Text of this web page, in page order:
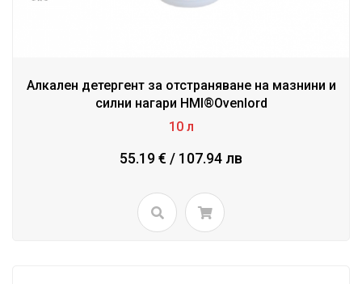
Алкален детергент за отстраняване на мазнини и
силни нагари HMI®Ovenlord
10 л
55.19 € / 107.94 лв